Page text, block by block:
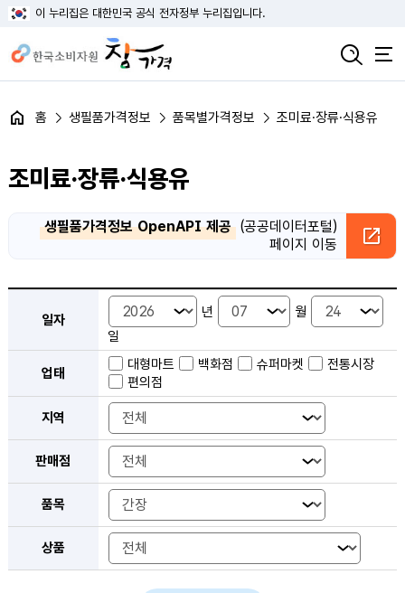
이 누리집은 대한민국 공식 전자정부 누리집입니다.
홈 생필품가격정보 품목별가격정보 조미료·장류·식용유
조미료·장류·식용유
생필품가격정보 OpenAPI 제공 (공공데이터포털)
페이지 이동
일자 년
월
일
업태
대형마트 백화점 슈퍼마켓
전통시장
편의점
지역
판매점
품목
상품